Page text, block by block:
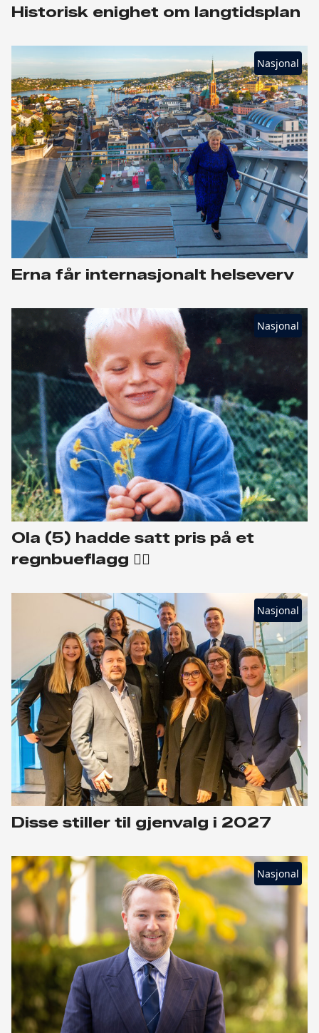
Historisk enighet om langtidsplan
Nasjonal
Erna får internasjonalt helseverv
Nasjonal
Ola (5) hadde satt pris på et
regnbueflagg 🏳️‍🌈
Nasjonal
Disse stiller til gjenvalg i 2027
Nasjonal